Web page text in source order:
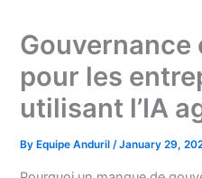
Gouvernance
pour les
utilisant l’IA
By Equipe Anduril/January 29,